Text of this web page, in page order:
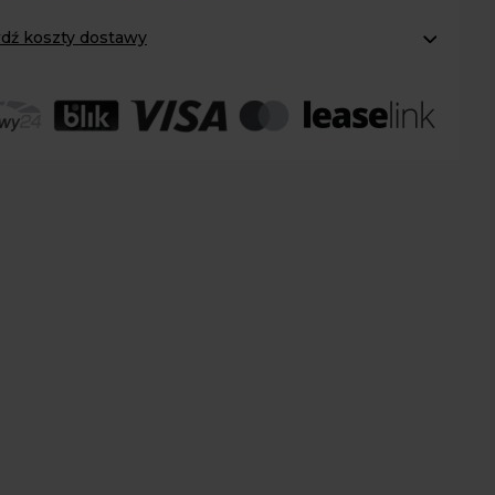
koszty dostawy
200 zł
gabaryty:ustalane indywidualnie